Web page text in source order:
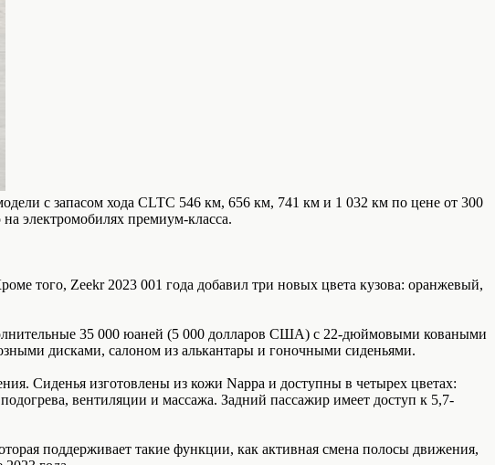
с запасом хода CLTC 546 км, 656 км, 741 км и 1 032 км по цене от 300
электромобилях премиум-класса.
того, Zeekr 2023 001 года добавил три новых цвета кузова: оранжевый,
35 000 юаней (5 000 долларов США) с 22-дюймовыми коваными
дисками, салоном из алькантары и гоночными сиденьями.
Сиденья изготовлены из кожи Nappa и доступны в четырех цветах:
вентиляции и массажа. Задний пассажир имеет доступ к 5,7-
поддерживает такие функции, как активная смена полосы движения,